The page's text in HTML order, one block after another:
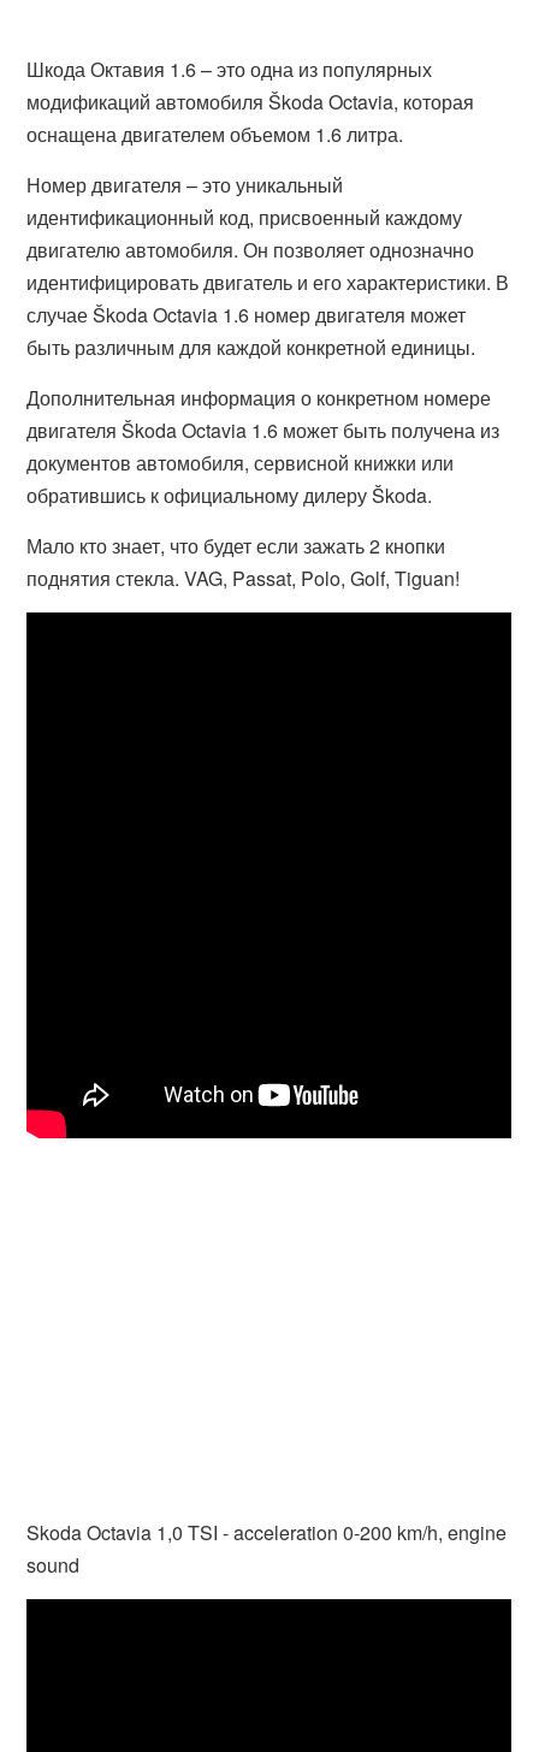
Шкода Октавия 1.6 – это одна из популярных
модификаций автомобиля Škoda Octavia, которая
оснащена двигателем объемом 1.6 литра.
Номер двигателя – это уникальный
идентификационный код, присвоенный каждому
двигателю автомобиля. Он позволяет однозначно
идентифицировать двигатель и его характеристики. В
случае Škoda Octavia 1.6 номер двигателя может
быть различным для каждой конкретной единицы.
Дополнительная информация о конкретном номере
двигателя Škoda Octavia 1.6 может быть получена из
документов автомобиля, сервисной книжки или
обратившись к официальному дилеру Škoda.
Мало кто знает, что будет если зажать 2 кнопки
поднятия стекла. VAG, Passat, Polo, Golf, Tiguan!
Skoda Octavia 1,0 TSI - acceleration 0-200 km/h, engine
sound